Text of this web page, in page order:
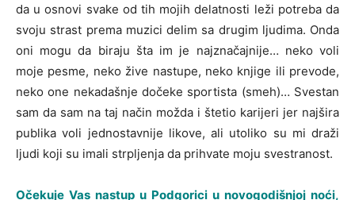
da u osnovi svake od tih mojih delatnosti leži potreba da
svoju strast prema muzici delim sa drugim ljudima. Onda
oni mogu da biraju šta im je najznačajnije… neko voli
moje pesme, neko žive nastupe, neko knjige ili prevode,
neko one nekadašnje dočeke sportista (smeh)… Svestan
sam da sam na taj način možda i štetio karijeri jer najšira
publika voli jednostavnije likove, ali utoliko su mi draži
ljudi koji su imali strpljenja da prihvate moju svestranost.
Očekuje Vas nastup u Podgorici u novogodišnjoj noći,